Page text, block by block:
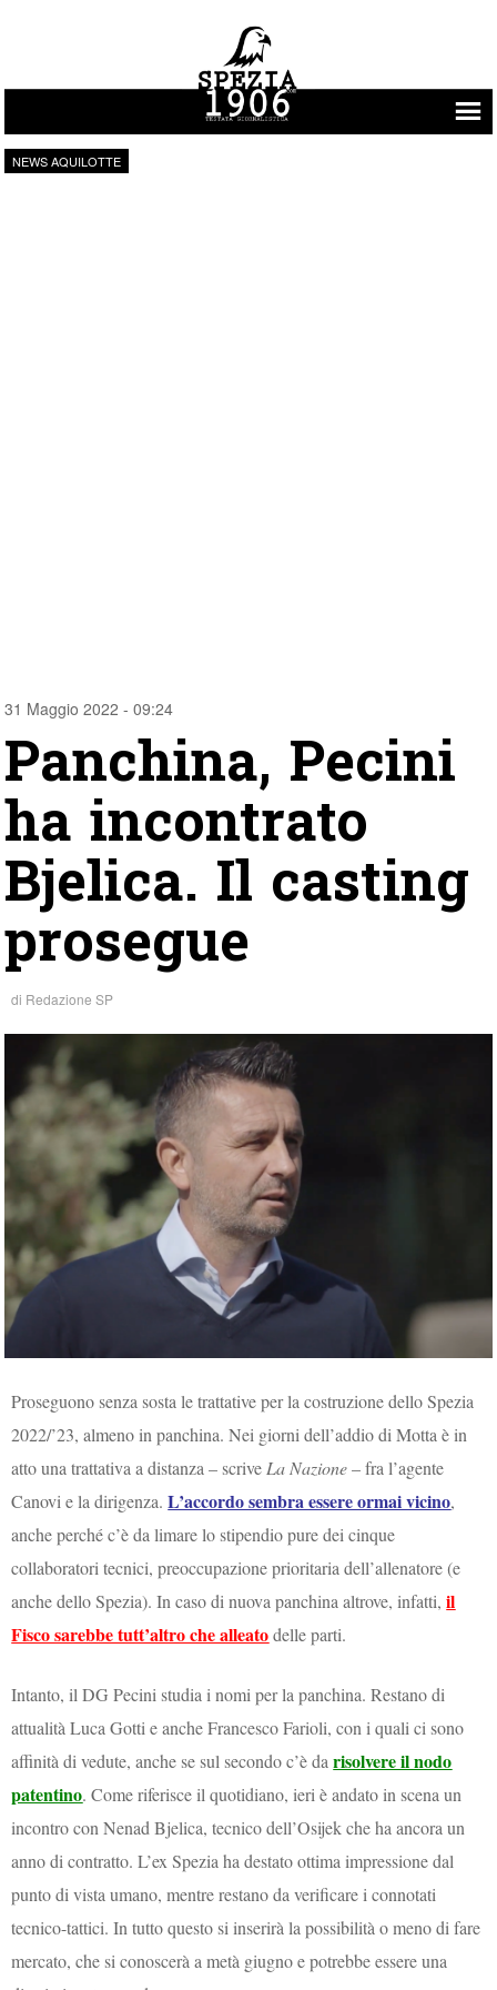
Vai al contenuto
NEWS AQUILOTTE
31 Maggio 2022 - 09:24
Panchina, Pecini
ha incontrato
Bjelica. Il casting
prosegue
di Redazione SP
Proseguono senza sosta le trattative per la costruzione dello Spezia
2022/’23, almeno in panchina. Nei giorni dell’addio di Motta è in
atto una trattativa a distanza – scrive La Nazione– fra l’agente
Canovi e la dirigenza.L’accordo sembra essere ormai vicino,
anche perché c’è da limare lo stipendio pure dei cinque
collaboratori tecnici, preoccupazione prioritaria dell’allenatore (e
anche dello Spezia). In caso di nuova panchina altrove, infatti,il
Fisco sarebbe tutt’altro che alleatodelle parti.
Intanto, il DG Pecini studia i nomi per la panchina. Restano di
attualità Luca Gotti e anche Francesco Farioli, con i quali ci sono
affinità di vedute, anche se sul secondo c’è darisolvere il nodo
patentino. Come riferisce il quotidiano, ieri è andato in scena un
incontro con Nenad Bjelica, tecnico dell’Osijek che ha ancora un
anno di contratto. L’ex Spezia ha destato ottima impressione dal
punto di vista umano, mentre restano da verificare i connotati
tecnico-tattici. In tutto questo si inserirà la possibilità o meno di fare
mercato, che si conoscerà a metà giugno e potrebbe essere una